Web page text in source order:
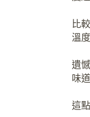
比
溫
遺
味
這